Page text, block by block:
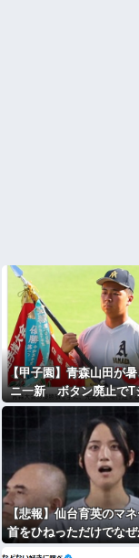
【甲子園】青森山田が
ニ一新 ボタン廃止でT
ｗｗｗ
【悲報】仙台育英のマネ
首をひねっただけでな
したことにされて